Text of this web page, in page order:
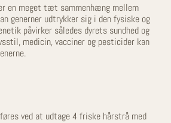
en meget tæt sammenhæng mellem
generner udtrykker sig i den fysiske og
påvirker således dyrets sundhed og
medicin, vacciner og pesticider kan
ved at udtage 4 friske hårstrå med